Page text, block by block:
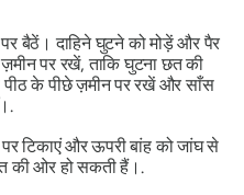
बैठें। दाहिने घुटने को मोड़ें और पैर
पर रखें, ताकि घुटना छत की
के पीछे ज़मीन पर रखें और साँस
टिकाएं और ऊपरी बांह को जांघ से
की ओर हो सकती हैं।.